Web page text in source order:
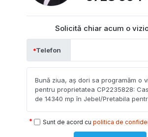
Solicită chiar acum o
Telefon
Sunt de acord cu politica de